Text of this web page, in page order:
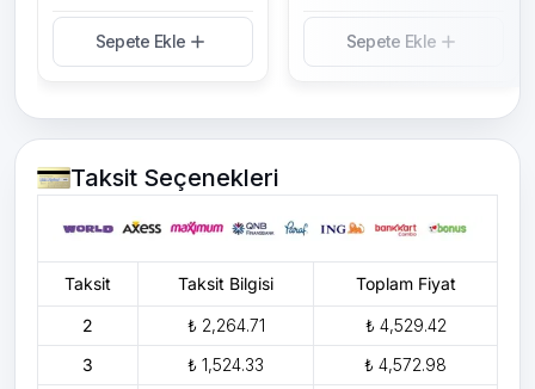
Sepete Ekle Sepete Ekle
Taksit Seçenekleri
Taksit Taksit Bilgisi Toplam Fiyat
2 ₺ 2,264.71
₺ 4,529.42
3
₺ 1,524.33
₺ 4,572.98